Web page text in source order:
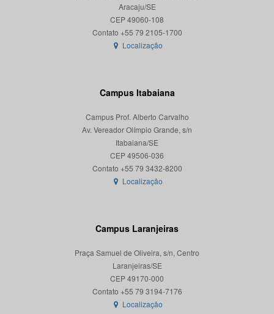
Aracaju/SE
CEP 49060-108
Localização
Campus Itabaiana
Campus Prof. Alberto Carvalho
Av. Vereador Olímpio Grande, s/n
Itabaiana/SE
CEP 49506-036
Localização
Campus Laranjeiras
Praça Samuel de Oliveira, s/n, Centro
Laranjeiras/SE
CEP 49170-000
Localização